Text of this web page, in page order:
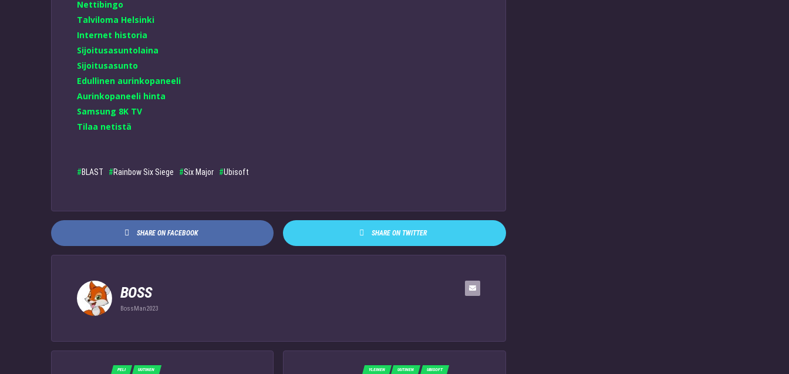
Nettibingo
Talviloma Helsinki
Internet historia
Sijoitusasuntolaina
Sijoitusasunto
Edullinen aurinkopaneeli
Aurinkopaneeli hinta
Samsung 8K TV
Tilaa netistä
BLAST Rainbow Six Siege Six Major Ubisoft
SHARE ON FACEBOOK SHARE ON TWITTER
BOSS
BossMan2023
PELI UUTINEN UBISOFT
UUTINEN
YLEINEN